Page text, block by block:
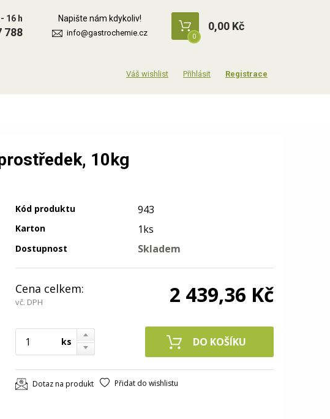
16 h
788
Napište nám kdykoliv!
info@gastrochemie.cz 0
0,00 Kč
Přihlásit Registrace
10kg
Kód produktu 943
Karton 1ks
Dostupnost Skladem
Cena celkem:
vč. DPH 2 439,36 Kč
ks
Dotaz na produkt Přidat do wishlistu